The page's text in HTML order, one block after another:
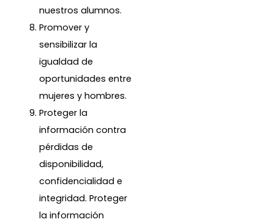
nuestros alumnos.
Promover y
sensibilizar la
igualdad de
oportunidades entre
mujeres y hombres.
Proteger la
información contra
pérdidas de
disponibilidad,
confidencialidad e
integridad. Proteger
la información